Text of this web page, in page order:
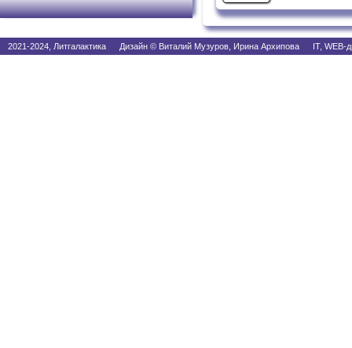
2021-2024, Литгалактика Дизайн © Виталий Музуров, Ирина Архипова IT, WEB-